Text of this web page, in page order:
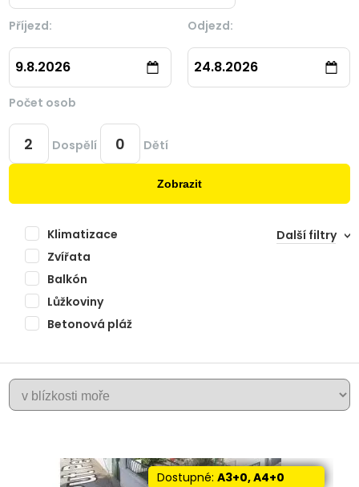
Příjezd:
9.8.2026
Odjezd:
24.8.2026
Počet osob
Dospělí Dětí
Zobrazit
Klimatizace
Zvířata
Balkón
Lůžkoviny
Betonová pláž
Další filtry
SRESER
Dostupné: A3+0, A4+0